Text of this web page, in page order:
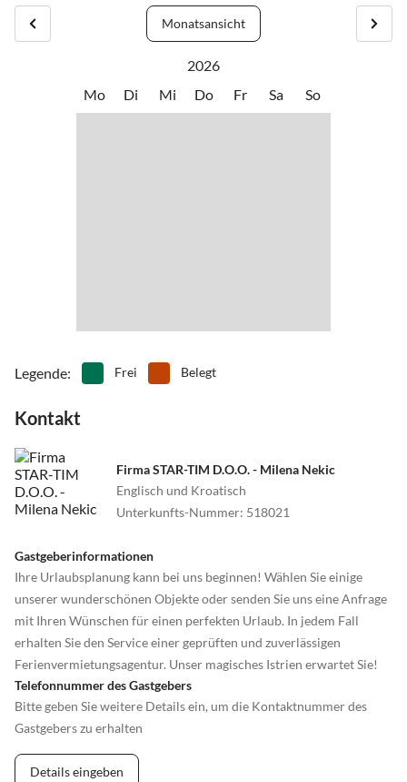
and restaurant are 400 m away from the building.
Monatsansicht
2026
Mo
Di Mi Do Fr Sa So
Legende: Frei Belegt
Kontakt
Firma STAR-TIM D.O.O. - Milena Nekic
Englisch und Kroatisch
Unterkunfts-Nummer: 518021
Gastgeberinformationen
Ihre Urlaubsplanung kann bei uns beginnen! Wählen Sie einige
unserer wunderschönen Objekte oder senden Sie uns eine Anfrage
mit Ihren Wünschen für einen perfekten Urlaub. In jedem Fall
erhalten Sie den Service einer geprüften und zuverlässigen
Ferienvermietungsagentur. Unser magisches Istrien erwartet Sie!
Telefonnummer des Gastgebers
Bitte geben Sie weitere Details ein, um die Kontaktnummer des
Gastgebers zu erhalten
Details eingeben